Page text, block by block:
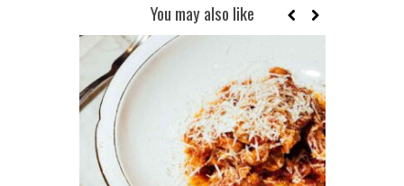
You may also like